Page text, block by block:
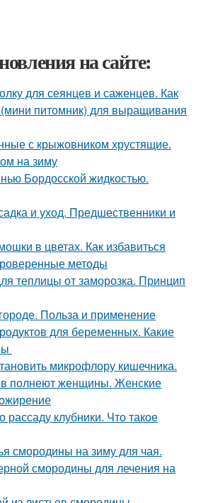
на сайте:
для сеянцев и саженцев. Как
питомник) для выращивания
с крыжовником хрустящие.
на зиму
Бордосской жидкостью.
и уход. Предшественники и
в цветах. Как избавиться
методы
теплицы от заморозка. Принцип
Польза и применение
для беременных. Какие
микрофлору кишечника.
полнеют женщины. Женские
рассаду клубники. Что такое
смородины на зиму для чая.
смородины для лечения на